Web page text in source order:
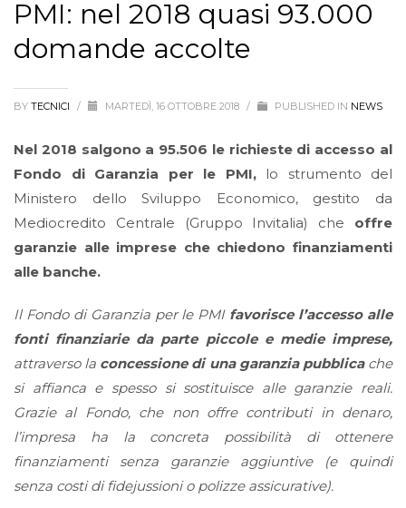
PMI: nel 2018 quasi 93.000
domande accolte
BY TECNICI / MARTEDÌ, 16 OTTOBRE 2018 / PUBLISHED IN NEWS
Nel 2018 salgono a 95.506 le richieste di accesso al
Fondo di Garanzia per le PMI,lo strumento del
Ministero dello Sviluppo Economico, gestito da
Mediocredito Centrale (Gruppo Invitalia) che offre
garanzie alle imprese che chiedono finanziamenti
alle banche.
Il Fondo di Garanzia per le PMI favorisce l’accesso alle
fonti finanziarie da parte piccole e medie imprese,
attraverso la concessione di una garanzia pubblicache
si affianca e spesso si sostituisce alle garanzie reali.
Grazie al Fondo, che non offre contributi in denaro,
l’impresa ha la concreta possibilità di ottenere
finanziamenti senza garanzie aggiuntive (e quindi
senza costi di fidejussioni o polizze assicurative).